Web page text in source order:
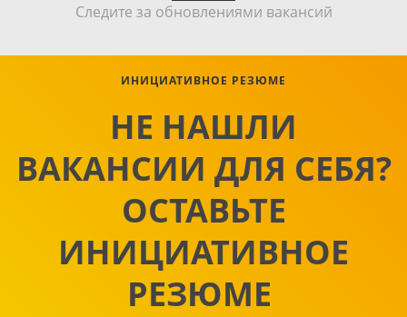
Следите за обновлениями вакансий
ИНИЦИАТИВНОЕ РЕЗЮМЕ
НЕ НАШЛИ
ВАКАНСИИ ДЛЯ СЕБЯ?
ОСТАВЬТЕ
ИНИЦИАТИВНОЕ
РЕЗЮМЕ